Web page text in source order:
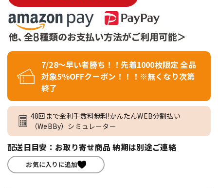
7/28～早い者勝ち！！先着1000枚限定 全品
対象5％OFFクーポン！！！※無くなり次第
終了
48回まで金利手数料無料!かんたんWEB分割払い
（WeBBy）シミュレーター
配送日目安：お取り寄せ商品 納期は別途ご連絡
お気に入りに追加